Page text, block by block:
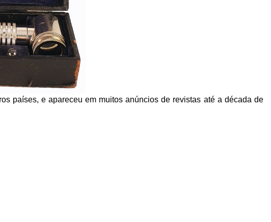
países, e apareceu em muitos anúncios de revistas até a década de